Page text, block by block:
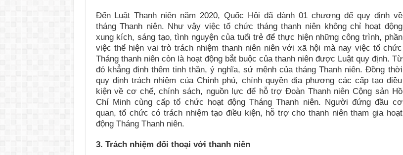
Đến Luật Thanh niên năm 2020, Quốc Hội đã dành 01 chương để quy định về
tháng Thanh niên. Như vậy việc tổ chức tháng thanh niên không chỉ hoạt động
xung kích, sáng tạo, tình nguyện của tuổi trẻ để thực hiện những công trình, phần
việc thể hiện vai trò trách nhiệm thanh niên niên với xã hội mà nay việc tổ chức
Tháng thanh niên còn là hoạt động bắt buộc của thanh niên được Luật quy định. Từ
đó khẳng định thêm tinh thần, ý nghĩa, sứ mệnh của tháng Thanh niên. Đồng thời
quy định trách nhiệm của Chính phủ, chính quyền địa phương các cấp tạo điều
kiện về cơ chế, chính sách, nguồn lực để hỗ trợ Đoàn Thanh niên Cộng sản Hồ
Chí Minh cùng cấp tổ chức hoạt động Tháng Thanh niên. Người đứng đầu cơ
quan, tổ chức có trách nhiệm tạo điều kiện, hỗ trợ cho thanh niên tham gia hoạt
động Tháng Thanh niên.
3. Trách nhiệm đối thoại với thanh niên